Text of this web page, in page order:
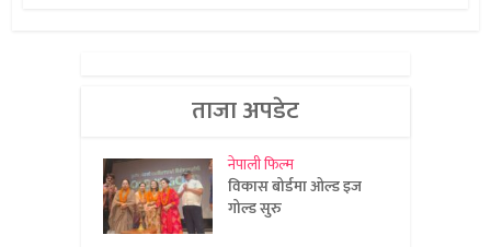
ताजा अपडेट
नेपाली फिल्म
विकास बोर्डमा ओल्ड इज
गोल्ड सुरु